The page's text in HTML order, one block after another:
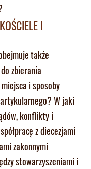
I
także
zbierania
i sposoby
W jaki
konflikty i
z diecezjami
zakonnymi
stowarzyszeniami i